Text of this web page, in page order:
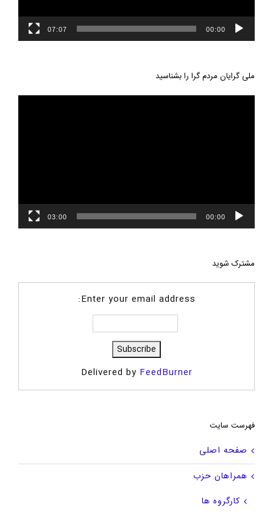
00:00
07:07
ملی گرایان مردم گرا را بشناسید
00:00
03:00
مشترک شوید
Enter your email address:
Delivered by FeedBurner
فهرست سایت
صفحه اصلی
همراهان حزب
کارگروه ها